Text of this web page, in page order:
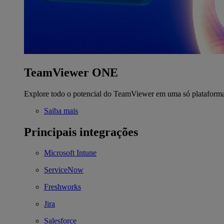
TeamViewer ONE
Explore todo o potencial do TeamViewer em uma só
Saiba mais
Principais integrações
Microsoft Intune
ServiceNow
Freshworks
Jira
Salesforce